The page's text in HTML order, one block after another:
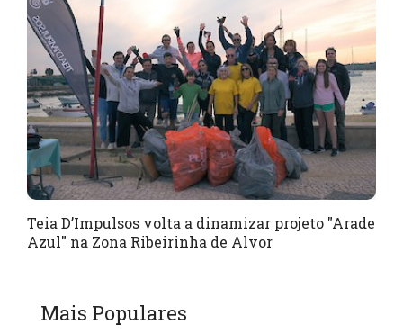
Teia D’Impulsos volta a dinamizar projeto "Arade
Azul" na Zona Ribeirinha de Alvor
Mais Populares